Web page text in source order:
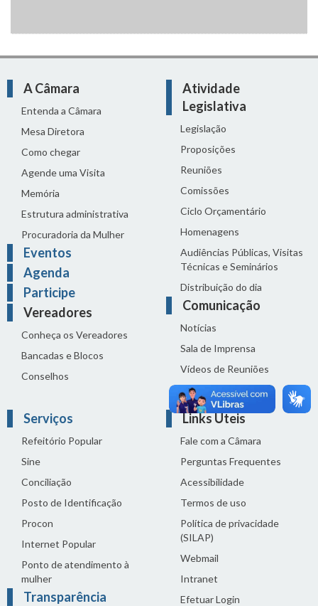
A Câmara
Entenda a Câmara
Mesa Diretora
Como chegar
Agende uma Visita
Memória
Estrutura administrativa
Procuradoria da Mulher
Eventos
Agenda
Participe
Vereadores
Conheça os Vereadores
Bancadas e Blocos
Conselhos
Atividade
Legislativa
Legislação
Proposições
Reuniões
Comissões
Ciclo Orçamentário
Homenagens
Audiências Públicas, Visitas
Técnicas e Seminários
Distribuição do dia
Comunicação
Notícias
Sala de Imprensa
Vídeos de Reuniões
Solenidades
Serviços
Refeitório Popular
Sine
Conciliação
Posto de Identificação
Procon
Internet Popular
Ponto de atendimento à
mulher
Transparência
Links Úteis
Fale com a Câmara
Perguntas Frequentes
Acessibilidade
Termos de uso
Política de privacidade
(SILAP)
Webmail
Intranet
Efetuar Login